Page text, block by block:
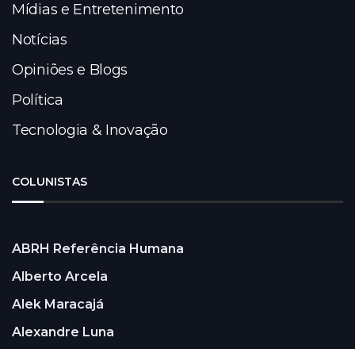
Mídias e Entretenimento
Notícias
Opiniões e Blogs
Política
Tecnologia & Inovação
COLUNISTAS
ABRH Referência Humana
Alberto Arcela
Alek Maracajá
Alexandre Luna